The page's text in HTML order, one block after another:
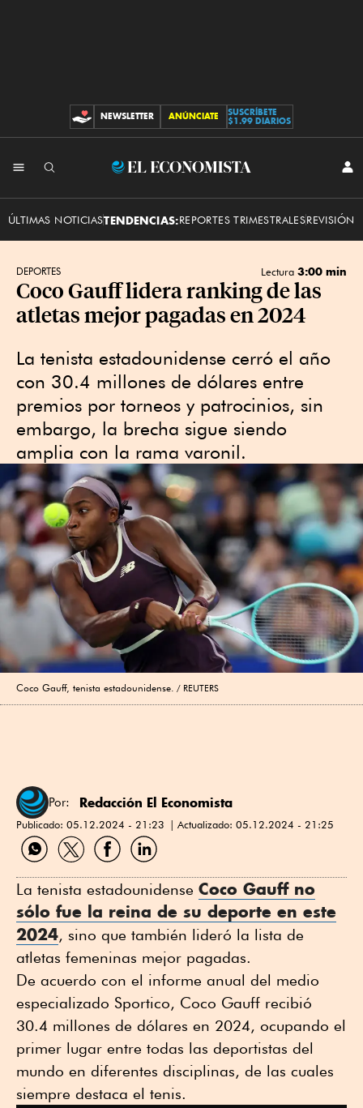
CONTRIBUCIONES
NEWSLETTER ANÚNCIATE
SUSCRÍBETE
$1.99 DIARIOS
El
ÚLTIMAS NOTICIASTENDENCIAS:REPORTES TRIMESTRALESREVISIÓN
DEPORTES Lectura 3:00 min
Coco Gauff lidera ranking de las
atletas mejor pagadas en 2024
La tenista estadounidense cerró el año
con 30.4 millones de dólares entre
premios por torneos y patrocinios, sin
embargo, la brecha sigue siendo
amplia con la rama varonil.
Coco Gauff, tenista estadounidense. REUTERS
Por: Redacción El Economista
Publicado: 05.12.2024 - 21:23 Actualizado: 05.12.2024 - 21:25
Compartir
por
Compartir
por
Compartir
por
Compartir
por
La tenista estadounidense Coco Gauff no
sólo fue la reina de su deporte en este
2024, sino que también lideró la lista de
atletas femeninas mejor pagadas.
De acuerdo con el informe anual del medio
especializado Sportico, Coco Gauff recibió
30.4 millones de dólares en 2024, ocupando el
primer lugar entre todas las deportistas del
mundo en diferentes disciplinas, de las cuales
siempre destaca el tenis.